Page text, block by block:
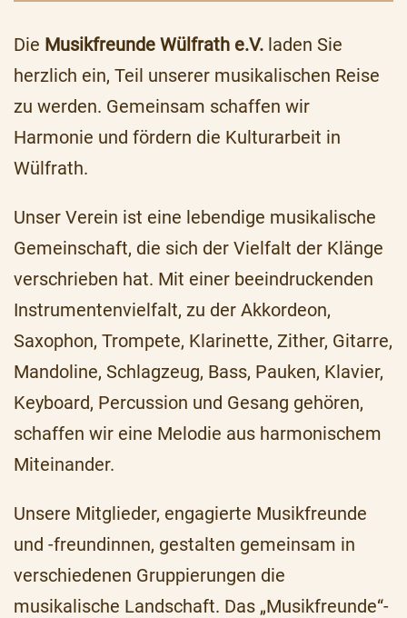
Die Musikfreunde Wülfrath e.V. laden Sie
herzlich ein, Teil unserer musikalischen Reise
zu werden. Gemeinsam schaffen wir
Harmonie und fördern die Kulturarbeit in
Wülfrath.
Unser Verein ist eine lebendige musikalische
Gemeinschaft, die sich der Vielfalt der Klänge
verschrieben hat. Mit einer beeindruckenden
Instrumentenvielfalt, zu der Akkordeon,
Saxophon, Trompete, Klarinette, Zither, Gitarre,
Mandoline, Schlagzeug, Bass, Pauken, Klavier,
Keyboard, Percussion und Gesang gehören,
schaffen wir eine Melodie aus harmonischem
Miteinander.
Unsere Mitglieder, engagierte Musikfreunde
und -freundinnen, gestalten gemeinsam in
verschiedenen Gruppierungen die
musikalische Landschaft. Das „Musikfreunde“-